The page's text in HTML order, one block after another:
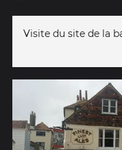
Visite du site de la